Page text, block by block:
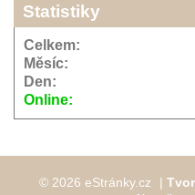
Statistiky
Online:
Celkem:
Měsíc:
Den:
© 2026 eStránky.cz |